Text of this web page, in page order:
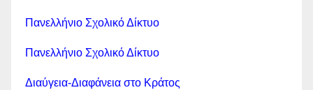
Πανελλήνιο Σχολικό Δίκτυο
Πανελλήνιο Σχολικό Δίκτυο
Διαύγεια-Διαφάνεια στο Κράτος